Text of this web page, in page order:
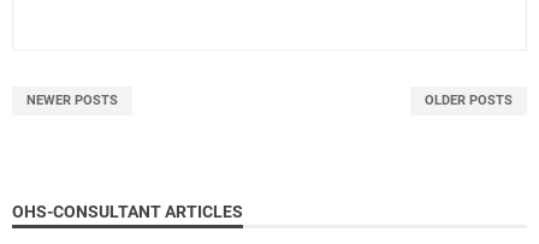
NEWER POSTS OLDER POSTS
OHS-CONSULTANT ARTICLES